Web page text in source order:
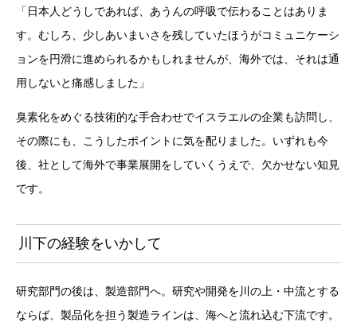
「日本人どうしであれば、あうんの呼吸で伝わることはありま
す。むしろ、少しあいまいさを残していたほうがコミュニケーシ
ョンを円滑に進められるかもしれませんが、海外では、それは通
用しないと痛感しました」
臭素化をめぐる技術的な手合わせでイスラエルの企業も訪問し、
その際にも、こうしたポイントに気を配りました。いずれも今
後、社として海外で事業展開をしていくうえで、欠かせない知見
です。
川下の経験をいかして
研究部門の後は、製造部門へ。研究や開発を川の上・中流とする
ならば、製品化を担う製造ラインは、海へと流れ込む下流です。